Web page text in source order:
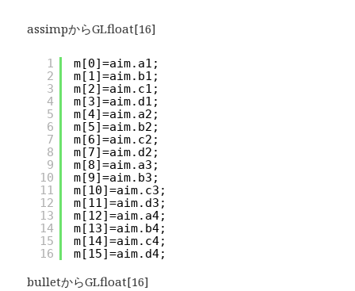
assimpからGLfloat[16]
1
2
3
4
5
6
7
8
9
10
11
12
13
14
15
16
m[0]=aim.a1;
m[1]=aim.b1;
m[2]=aim.c1;
m[3]=aim.d1;
m[4]=aim.a2;
m[5]=aim.b2;
m[6]=aim.c2;
m[7]=aim.d2;
m[8]=aim.a3;
m[9]=aim.b3;
m[10]=aim.c3;
m[11]=aim.d3;
m[12]=aim.a4;
m[13]=aim.b4;
m[14]=aim.c4;
m[15]=aim.d4;
bulletからGLfloat[16]